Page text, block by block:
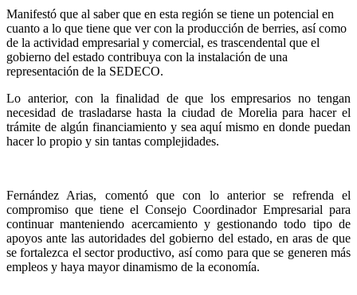
Manifestó que al saber que en esta región se tiene un potencial en
cuanto a lo que tiene que ver con la producción de berries, así como
de la actividad empresarial y comercial, es trascendental que el
gobierno del estado contribuya con la instalación de una
representación de la SEDECO.
Lo anterior, con la finalidad de que los empresarios no tengan
necesidad de trasladarse hasta la ciudad de Morelia para hacer el
trámite de algún financiamiento y sea aquí mismo en donde puedan
hacer lo propio y sin tantas complejidades.
Fernández Arias, comentó que con lo anterior se refrenda el
compromiso que tiene el Consejo Coordinador Empresarial para
continuar manteniendo acercamiento y gestionando todo tipo de
apoyos ante las autoridades del gobierno del estado, en aras de que
se fortalezca el sector productivo, así como para que se generen más
empleos y haya mayor dinamismo de la economía.